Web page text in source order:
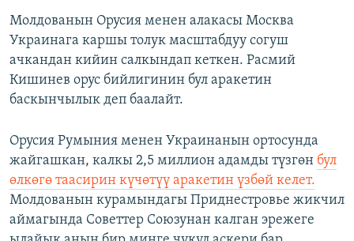
Молдованын Орусия менен алакасы Москва
Украинага каршы толук масштабдуу согуш
ачкандан кийин салкындап кеткен. Расмий
Кишинев орус бийлигинин бул аракетин
баскынчылык деп баалайт.
Орусия Румыния менен Украинанын ортосунда
жайгашкан, калкы 2,5 миллион адамды түзгөн бул
өлкөгө таасирин күчөтүү аракетин үзбөй келет.
Молдованын курамындагы Приднестровье жикчил
аймагында Советтер Союзунан калган эрежеге